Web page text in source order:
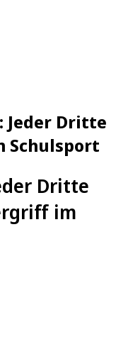
Jeder Dritte
Schulsport
Dritte
im